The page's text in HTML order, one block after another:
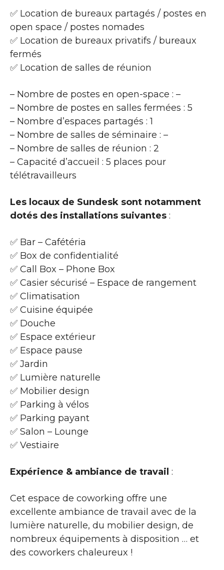
✅ Location de bureaux partagés / postes en
open space / postes nomades
✅ Location de bureaux privatifs / bureaux
fermés
✅ Location de salles de réunion
– Nombre de postes en open-space : –
– Nombre de postes en salles fermées : 5
– Nombre d’espaces partagés : 1
– Nombre de salles de séminaire : –
– Nombre de salles de réunion : 2
– Capacité d’accueil : 5 places pour
télétravailleurs
Les locaux de Sundesk sont notamment
dotés des installations suivantes :
✅ Bar – Cafétéria
✅ Box de confidentialité
✅ Call Box – Phone Box
✅ Casier sécurisé – Espace de rangement
✅ Climatisation
✅ Cuisine équipée
✅ Douche
✅ Espace extérieur
✅ Espace pause
✅ Jardin
✅ Lumière naturelle
✅ Mobilier design
✅ Parking à vélos
✅ Parking payant
✅ Salon – Lounge
✅ Vestiaire
Expérience & ambiance de travail :
Cet espace de coworking offre une
excellente ambiance de travail avec de la
lumière naturelle, du mobilier design, de
nombreux équipements à disposition … et
des coworkers chaleureux !